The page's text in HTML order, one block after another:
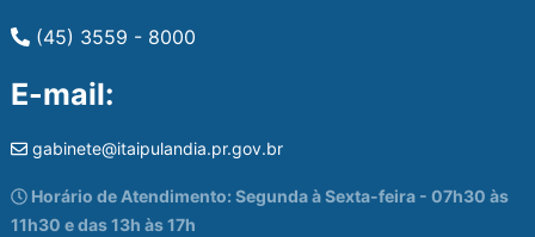
(45) 3559 - 8000
E-mail:
gabinete@itaipulandia.pr.gov.br
Horário de Atendimento: Segunda à Sexta-feira - 07h30 às
11h30 e das 13h às 17h